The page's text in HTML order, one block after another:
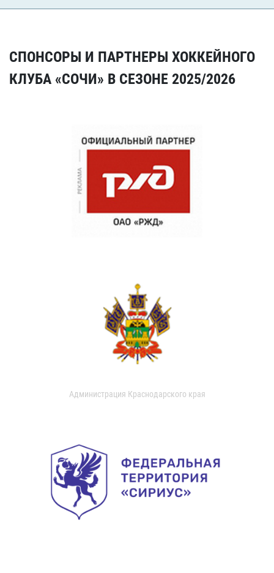
СПОНСОРЫ И ПАРТНЕРЫ ХОККЕЙНОГО
КЛУБА «СОЧИ» В СЕЗОНЕ 2025/2026
Администрация Краснодарского края